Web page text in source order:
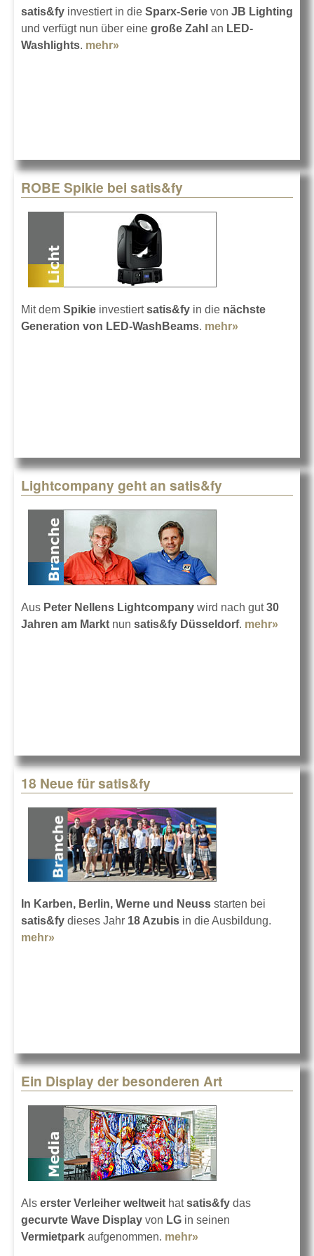
satis&fy investiert in die Sparx-Serie von JB Lighting
und verfügt nun über eine große Zahl an LED-
Washlights. mehr»
ROBE Spikie bei satis&fy
Mit dem Spikie investiertsatis&fy in die nächste
Generation von LED-WashBeams. mehr»
Lightcompany geht an satis&fy
Aus Peter Nellens Lightcompany wird nach gut30
Jahren am Markt nun satis&fy Düsseldorf. mehr»
18 Neue für satis&fy
n Karben, Berlin, Werne und Neuss starten bei
satis&fy dieses Jahr 18 Azubis in die Ausbildung.
mehr»
Ein Display der besonderen Art
Als erster Verleiher weltweit hatsatis&fy das
gecurvte Wave Display von LG in seinen
Vermietpark aufgenommen. mehr»